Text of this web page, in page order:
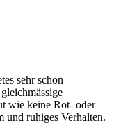
sehr schön
wie keine Rot- oder
und ruhiges Verhalten.